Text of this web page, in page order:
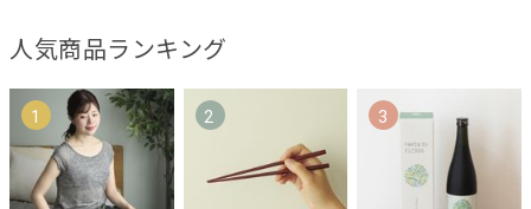
人気商品ランキング
1 2 3